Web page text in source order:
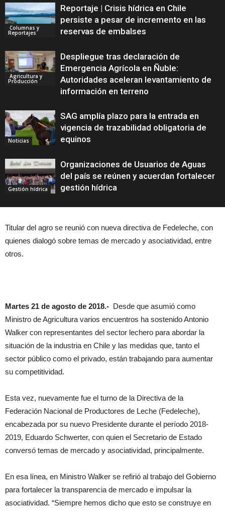
Columnas y
Reportajes
Reportaje | Crisis hídrica en Chile
persiste a pesar de incremento en las
reservas de embalses
Agricultura y
Producción
Despliegue tras declaración de
Emergencia Agrícola en Ñuble:
Autoridades aceleran levantamiento de
información en terreno
Noticias
SAG amplía plazo para la entrada en
vigencia de trazabilidad obligatoria de
equinos
Gestión hídrica
Organizaciones de Usuarios de Aguas
del país se reúnen y acuerdan fortalecer
gestión hídrica
Titular del agro se reunió con nueva directiva de Fedeleche, con
quienes dialogó sobre temas de mercado y asociatividad, entre
otros.
Martes 21 de agosto de 2018.- Desde que asumió como
Ministro de Agricultura varios encuentros ha sostenido Antonio
Walker con representantes del sector lechero para abordar la
situación de la industria en Chile y las medidas que, tanto el
sector público como el privado, están trabajando para aumentar
su competitividad.
Esta vez, nuevamente fue el turno de la Directiva de la
Federación Nacional de Productores de Leche (Fedeleche),
encabezada por su nuevo Presidente durante el período 2018-
2019, Eduardo Schwerter, con quien el Secretario de Estado
conversó temas de mercado y asociatividad, principalmente.
En esa línea, en Ministro Walker se refirió al trabajo del Gobierno
para fortalecer la transparencia de mercado e impulsar la
asociatividad. “Siempre hemos dicho que esto se construye en